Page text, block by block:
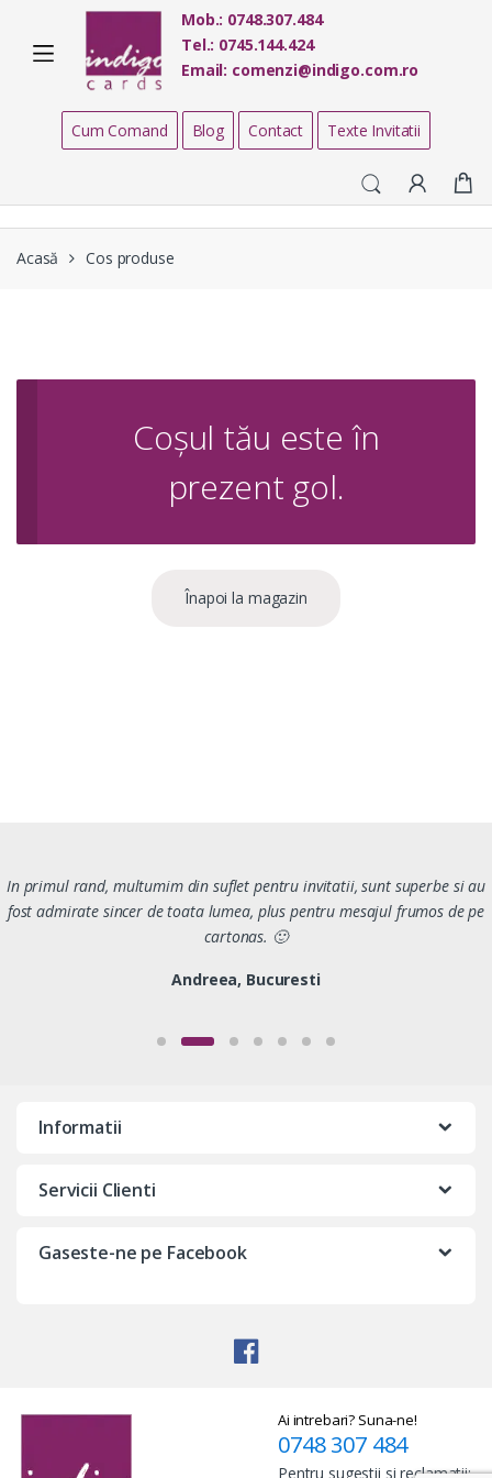
navigation
content
Mob.: 0748.307.484
Tel.: 0745.144.424
Email: comenzi@indigo.com.ro
Cum Comand Blog Contact Texte Invitatii
Acasă Cos produse
Coșul tău este în
prezent gol.
Înapoi la magazin
In primul rand, multumim din suflet pentru invitatii, sunt superbe si au
fost admirate sincer de toata lumea, plus pentru mesajul frumos de pe
cartonas. 🙂
Andreea, Bucuresti
Informatii
Servicii Clienti
Gaseste-ne pe Facebook
Ai intrebari? Suna-ne!
0748 307 484
Pentru sugestii si reclamatii: